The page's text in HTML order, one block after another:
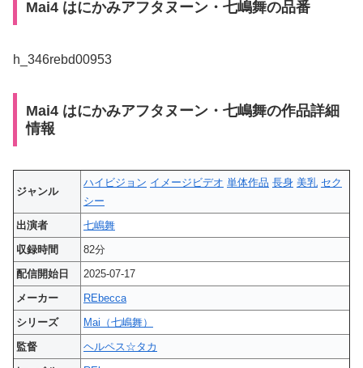
Mai4 はにかみアフタヌーン・七嶋舞の品番
h_346rebd00953
Mai4 はにかみアフタヌーン・七嶋舞の作品詳細
情報
ジャンル
ハイビジョン イメージビデオ 単体作品 長身 美乳 セク
シー
出演者
七嶋舞
収録時間
82分
配信開始日
2025-07-17
メーカー
REbecca
シリーズ
Mai（七嶋舞）
監督
ヘルペス☆タカ